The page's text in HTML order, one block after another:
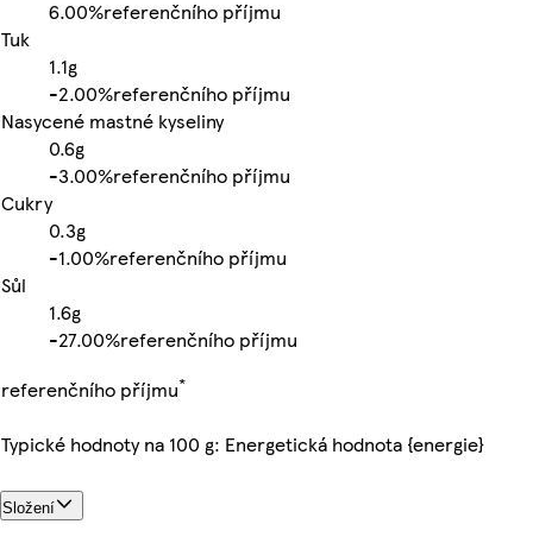
6.00%referenčního příjmu
Tuk
1.1g
-2.00%referenčního příjmu
Nasycené mastné kyseliny
0.6g
-3.00%referenčního příjmu
Cukry
0.3g
-1.00%referenčního příjmu
Sůl
1.6g
-27.00%referenčního příjmu
referenčního příjmu*
Typické hodnoty na 100 g: Energetická hodnota {energie}
Složení